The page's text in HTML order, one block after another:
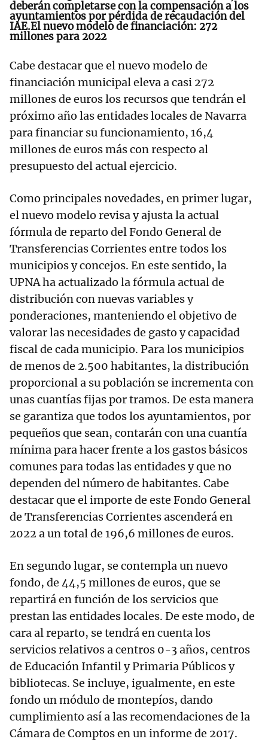
deberán completarse con la compensación a los
ayuntamientos por pérdida de recaudación del
IAE.El nuevo modelo de financiación: 272
millones para 2022
Cabe destacar que el nuevo modelo de
financiación municipal eleva a casi 272
millones de euros los recursos que tendrán el
próximo año las entidades locales de Navarra
para financiar su funcionamiento, 16,4
millones de euros más con respecto al
presupuesto del actual ejercicio.
Como principales novedades, en primer lugar,
el nuevo modelo revisa y ajusta la actual
fórmula de reparto del Fondo General de
Transferencias Corrientes entre todos los
municipios y concejos. En este sentido, la
UPNA ha actualizado la fórmula actual de
distribución con nuevas variables y
ponderaciones, manteniendo el objetivo de
valorar las necesidades de gasto y capacidad
fiscal de cada municipio. Para los municipios
de menos de 2.500 habitantes, la distribución
proporcional a su población se incrementa con
unas cuantías fijas por tramos. De esta manera
se garantiza que todos los ayuntamientos, por
pequeños que sean, contarán con una cuantía
mínima para hacer frente a los gastos básicos
comunes para todas las entidades y que no
dependen del número de habitantes. Cabe
destacar que el importe de este Fondo General
de Transferencias Corrientes ascenderá en
2022 a un total de 196,6 millones de euros.
En segundo lugar, se contempla un nuevo
fondo, de 44,5 millones de euros, que se
repartirá en función de los servicios que
prestan las entidades locales. De este modo, de
cara al reparto, se tendrá en cuenta los
servicios relativos a centros 0-3 años, centros
de Educación Infantil y Primaria Públicos y
bibliotecas. Se incluye, igualmente, en este
fondo un módulo de montepíos, dando
cumplimiento así a las recomendaciones de la
Cámara de Comptos en un informe de 2017.